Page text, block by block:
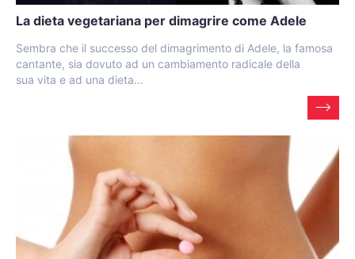
La dieta vegetariana per dimagrire come Adele
Sembra che il successo del dimagrimento di Adele, la famosa
cantante, sia dovuto ad un cambiamento radicale della
sua vita e ad una dieta...